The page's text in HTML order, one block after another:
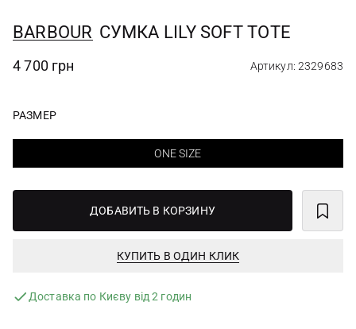
BARBOUR СУМКА LILY SOFT TOTE
4 700 грн Артикул: 2329683
РАЗМЕР
ONE SIZE
ДОБАВИТЬ В КОРЗИНУ
КУПИТЬ В ОДИН КЛИК
Доставка по Києву від 2 годин